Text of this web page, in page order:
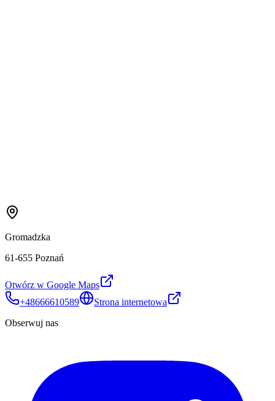
Gromadzka
61-655 Poznań
Otwórz w Google Maps
+48666610589
Strona internetowa
Obserwuj nas